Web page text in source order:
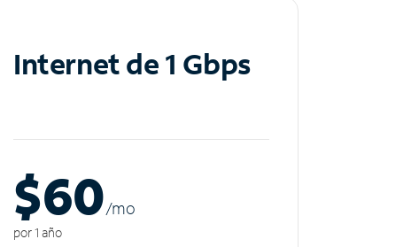
Internet de 1 Gbps
$60/mo
por 1 año